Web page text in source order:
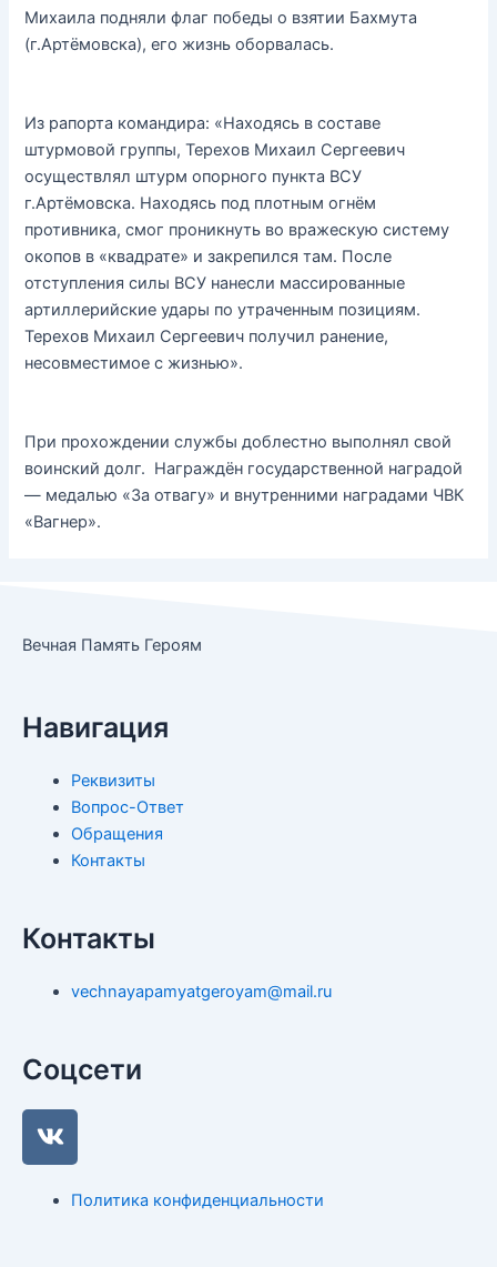
Михаила подняли флаг победы о взятии Бахмута
(г.Артёмовска), его жизнь оборвалась.
Из рапорта командира: «Находясь в составе
штурмовой группы, Терехов Михаил Сергеевич
осуществлял штурм опорного пункта ВСУ
г.Артёмовска. Находясь под плотным огнём
противника, смог проникнуть во вражескую систему
окопов в «квадрате» и закрепился там. После
отступления силы ВСУ нанесли массированные
артиллерийские удары по утраченным позициям.
Терехов Михаил Сергеевич получил ранение,
несовместимое с жизнью».
При прохождении службы доблестно выполнял свой
воинский долг. Награждён государственной наградой
— медалью «За отвагу» и внутренними наградами ЧВК
«Вагнер».
Вечная Память Героям
Навигация
Реквизиты
Вопрос-Ответ
Обращения
Контакты
Контакты
vechnayapamyatgeroyam@mail.ru
Соцсети
V
k
Политика конфиденциальности